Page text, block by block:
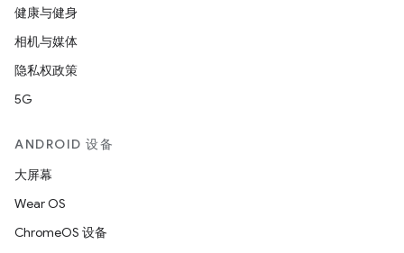
健康与健身
相机与媒体
隐私权政策
5G
ANDROID 设备
大屏幕
Wear OS
ChromeOS 设备